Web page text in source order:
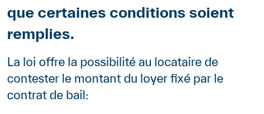
que certaines conditions soient
remplies.
Paragraphes
Contenu
La loi offre la possibilité au locataire de
contester le montant du loyer fixé par le
contrat de bail: